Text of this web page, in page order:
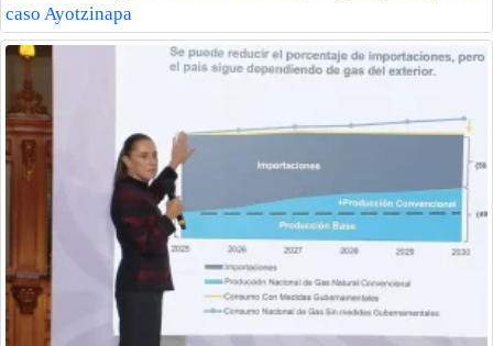
caso Ayotzinapa